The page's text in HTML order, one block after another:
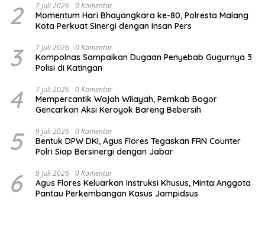
2 7 Juli 2026 0 Komentar
Momentum Hari Bhayangkara ke-80, Polresta Malang
Kota Perkuat Sinergi dengan Insan Pers
3 7 Juli 2026 0 Komentar
Kompolnas Sampaikan Dugaan Penyebab Gugurnya 3
Polisi di Katingan
4 7 Juli 2026 0 Komentar
Mempercantik Wajah Wilayah, Pemkab Bogor
Gencarkan Aksi Keroyok Bareng Bebersih
5 9 Juli 2026 0 Komentar
Bentuk DPW DKI, Agus Flores Tegaskan FRN Counter
Polri Siap Bersinergi dengan Jabar
6 9 Juli 2026 0 Komentar
Agus Flores Keluarkan Instruksi Khusus, Minta Anggota
Pantau Perkembangan Kasus Jampidsus